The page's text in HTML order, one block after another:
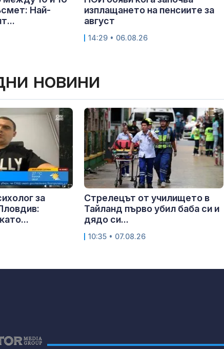
Най-
изплащането на пенсиите за
август
14:29 • 06.08.26
новини
за
Стрелецът от училището в
Тайланд първо убил баба си и
дядо си...
10:35 • 07.08.26